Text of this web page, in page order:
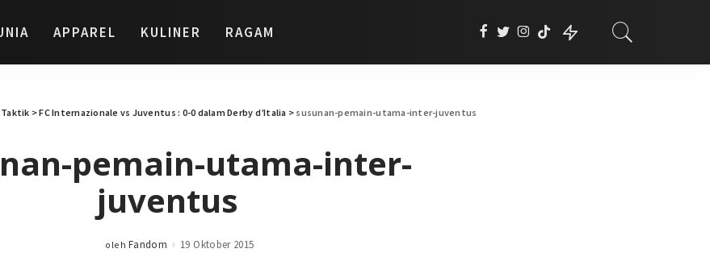
APPAREL KULINER RAGAM
Taktik >FC Internazionale vs Juventus : 0-0 dalam Derby d’Italia > susunan-pemain-utama-inter-juventus
pemain-utama-inter-
juventus
Posted
oleh Fandom 19 Oktober 2015